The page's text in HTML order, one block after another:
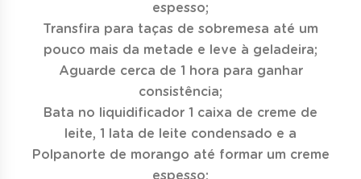
espesso;
Transfira para taças de sobremesa até um
pouco mais da metade e leve à geladeira;
Aguarde cerca de 1 hora para ganhar
consistência;
Bata no liquidificador 1 caixa de creme de
leite, 1 lata de leite condensado e a
Polpanorte de morango até formar um creme
espesso;